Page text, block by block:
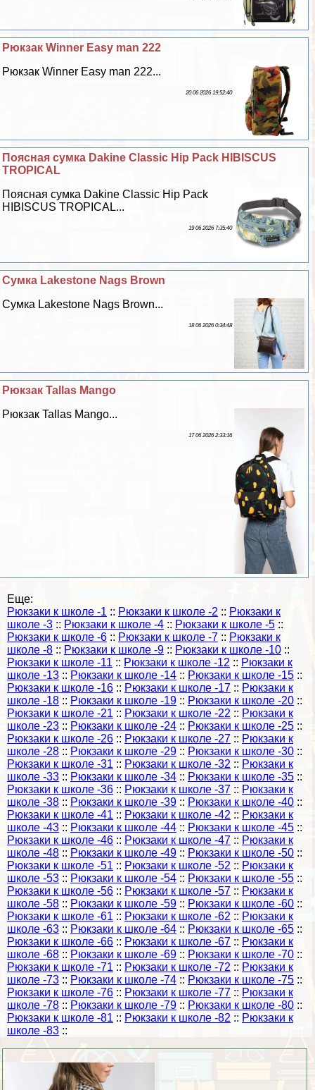
Рюкзак Winner Easy man 222
Рюкзак Winner Easy man 222...
20 06 2026 19:52:40
Поясная сумка Dakine Classic Hip Pack HIBISCUS
TROPICAL
Поясная сумка Dakine Classic Hip Pack
HIBISCUS TROPICAL...
19 06 2026 7:35:40
Сумка Lakestone Nags Brown
Сумка Lakestone Nags Brown...
18 06 2026 0:34:48
Рюкзак Tallas Mango
Рюкзак Tallas Mango...
17 06 2026 2:33:16
Еще:
Рюкзаки к школе -1 :: Рюкзаки к школе -2 :: Рюкзаки к
школе -3 :: Рюкзаки к школе -4 :: Рюкзаки к школе -5 ::
Рюкзаки к школе -6 :: Рюкзаки к школе -7 :: Рюкзаки к
школе -8 :: Рюкзаки к школе -9 :: Рюкзаки к школе -10 ::
Рюкзаки к школе -11 :: Рюкзаки к школе -12 :: Рюкзаки к
школе -13 :: Рюкзаки к школе -14 :: Рюкзаки к школе -15 ::
Рюкзаки к школе -16 :: Рюкзаки к школе -17 :: Рюкзаки к
школе -18 :: Рюкзаки к школе -19 :: Рюкзаки к школе -20 ::
Рюкзаки к школе -21 :: Рюкзаки к школе -22 :: Рюкзаки к
школе -23 :: Рюкзаки к школе -24 :: Рюкзаки к школе -25 ::
Рюкзаки к школе -26 :: Рюкзаки к школе -27 :: Рюкзаки к
школе -28 :: Рюкзаки к школе -29 :: Рюкзаки к школе -30 ::
Рюкзаки к школе -31 :: Рюкзаки к школе -32 :: Рюкзаки к
школе -33 :: Рюкзаки к школе -34 :: Рюкзаки к школе -35 ::
Рюкзаки к школе -36 :: Рюкзаки к школе -37 :: Рюкзаки к
школе -38 :: Рюкзаки к школе -39 :: Рюкзаки к школе -40 ::
Рюкзаки к школе -41 :: Рюкзаки к школе -42 :: Рюкзаки к
школе -43 :: Рюкзаки к школе -44 :: Рюкзаки к школе -45 ::
Рюкзаки к школе -46 :: Рюкзаки к школе -47 :: Рюкзаки к
школе -48 :: Рюкзаки к школе -49 :: Рюкзаки к школе -50 ::
Рюкзаки к школе -51 :: Рюкзаки к школе -52 :: Рюкзаки к
школе -53 :: Рюкзаки к школе -54 :: Рюкзаки к школе -55 ::
Рюкзаки к школе -56 :: Рюкзаки к школе -57 :: Рюкзаки к
школе -58 :: Рюкзаки к школе -59 :: Рюкзаки к школе -60 ::
Рюкзаки к школе -61 :: Рюкзаки к школе -62 :: Рюкзаки к
школе -63 :: Рюкзаки к школе -64 :: Рюкзаки к школе -65 ::
Рюкзаки к школе -66 :: Рюкзаки к школе -67 :: Рюкзаки к
школе -68 :: Рюкзаки к школе -69 :: Рюкзаки к школе -70 ::
Рюкзаки к школе -71 :: Рюкзаки к школе -72 :: Рюкзаки к
школе -73 :: Рюкзаки к школе -74 :: Рюкзаки к школе -75 ::
Рюкзаки к школе -76 :: Рюкзаки к школе -77 :: Рюкзаки к
школе -78 :: Рюкзаки к школе -79 :: Рюкзаки к школе -80 ::
Рюкзаки к школе -81 :: Рюкзаки к школе -82 :: Рюкзаки к
школе -83 ::